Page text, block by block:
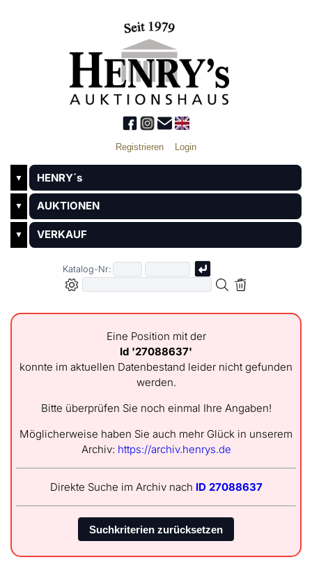
Registrieren Login
▼ HENRY´s
▼ AUKTIONEN
▼ VERKAUF
Katalog-Nr:
Eine Position mit der
Id '27088637'
konnte im aktuellen Datenbestand leider nicht gefunden
werden.
Bitte überprüfen Sie noch einmal Ihre Angaben!
Möglicherweise haben Sie auch mehr Glück in unserem
Archiv: https://archiv.henrys.de
Direkte Suche im Archiv nach ID 27088637